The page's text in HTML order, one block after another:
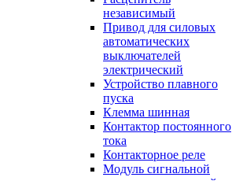
независимый
Привод для силовых
автоматических
выключателей
электрический
Устройство плавного
пуска
Клемма шинная
Контактор постоянного
тока
Контакторное реле
Модуль сигнальной